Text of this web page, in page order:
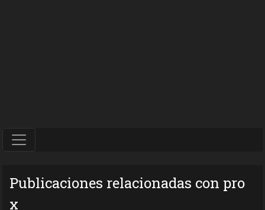
Publicaciones relacionadas con pro
x